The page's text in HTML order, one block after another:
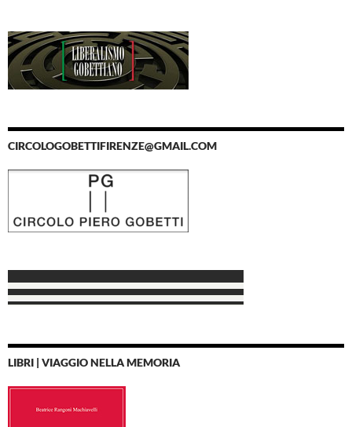
CIRCOLOGOBETTIFIRENZE@GMAIL.COM
LIBRI | VIAGGIO NELLA MEMORIA